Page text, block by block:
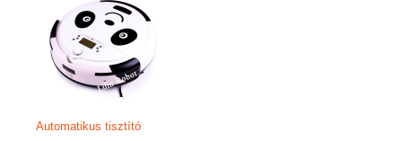
Automatikus tisztító